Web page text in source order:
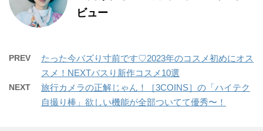
ビュー
PREV
たった今バズり寸前です♡2023年のコスメ初めにオス
スメ！NEXTバスり新作コスメ10選
NEXT
旅行カメラの正解じゃん！［3COINS］の「ハイテク
自撮り棒」欲しい機能が全部ついてて優秀〜！